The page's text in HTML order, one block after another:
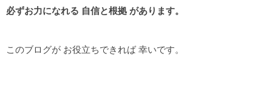
必ずお力になれる 自信と根拠 があります。
このブログが お役立ちできれば 幸いです。